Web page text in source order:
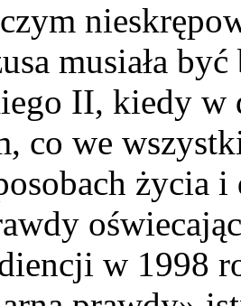
musiała
II, kiedy w
co we
życia
w 1998